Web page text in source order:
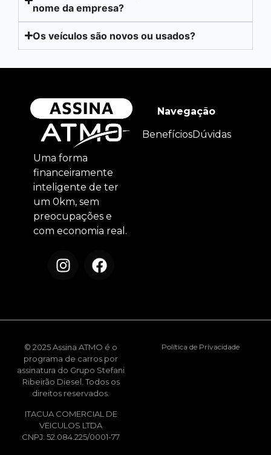
nome da empresa?
Os veículos são novos ou usados?
Uma forma
financeiramente
inteligente de ter
um 0km, sem
preocupações e
com economia real.
Navegação
BenefíciosDúvidas
© 2025 Assina ATMO é o
programa de carros por
assinatura do Grupo Stefani
Ribeirão Diesel. Todos os
direitos reservados.
ITACUA COMERCIAL DE
VEICULOS LTDA
CNPJ: 52.084.225/0001-77
Política de Privacidade